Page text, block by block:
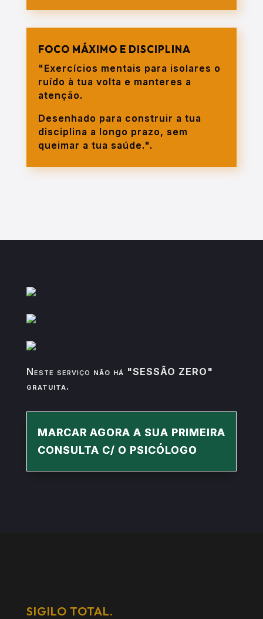
FOCO MÁXIMO E DISCIPLINA
"Exercícios mentais para isolares o
ruído à tua volta e manteres a
atenção.
Desenhado para construir a tua
disciplina a longo prazo, sem
queimar a tua saúde.".
Neste serviço não há "SESSÃO ZERO"
gratuita.
MARCAR AGORA A SUA PRIMEIRA
CONSULTA C/ O PSICÓLOGO
SIGILO TOTAL.